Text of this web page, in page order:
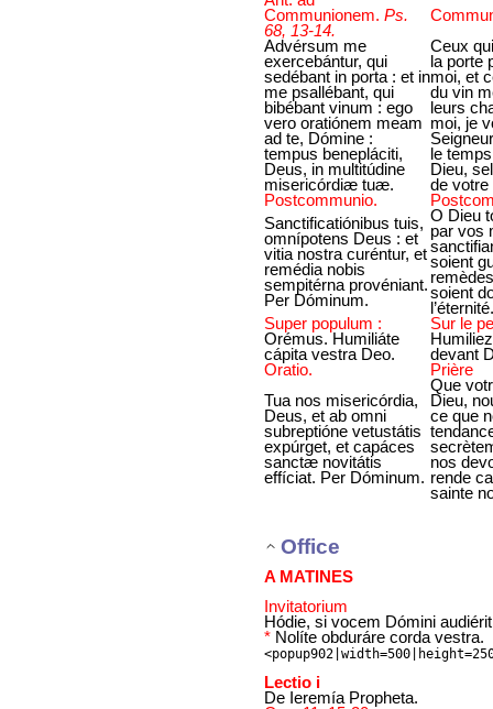
Communionem. Ps.
68, 13-14.
Advérsum me
exercebántur, qui
sedébant in porta : et in
me psallébant, qui
bibébant vinum : ego
vero oratiónem meam
ad te, Dómine :
tempus benepláciti,
Deus, in multitúdine
misericórdiæ tuæ.
Ceux
la porte
moi, et
du vin
leurs
moi, je
le
Dieu,
de
Postcommunio.
Sanctificatiónibus tuis,
omnípotens Deus : et
vitia nostra curéntur, et
remédia nobis
sempitérna provéniant.
Per Dóminum.
O Dieu
par vos
soient
soient
l’éternité.
Super populum :
Orémus. Humiliáte
cápita vestra Deo.
Sur le
devant
Oratio.
Prière
Tua nos misericórdia,
Deus, et ab omni
subreptióne vetustátis
expúrget, et capáces
sanctæ novitátis
effíciat. Per Dóminum.
Que
Dieu,
ce que
nos
rende
sainte
Office
A MATINES
Invitatorium
Hódie, si vocem Dómini
* Nolíte obduráre corda vestra.
Lectio i
De Ieremía Propheta.